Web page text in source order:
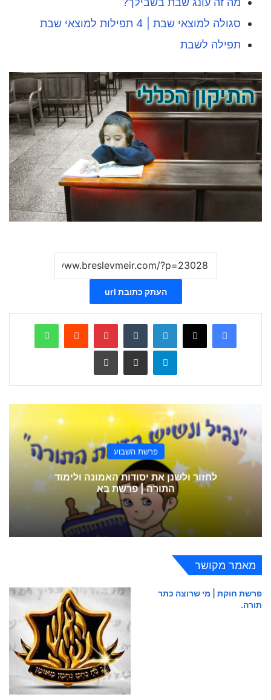
סגולה למוצאי שבת | 4 תפילות למוצאי שבת
תפילה לשבת
העתק כתובת url
X
Telegram הדפס
פרשת השבוע
לחזור ולשנן את יסודות האמונה ולימוד
התורה | פרשת בא
מאמר מקושר
פרשת חוקת | מי שרוצה כתר
תורה.